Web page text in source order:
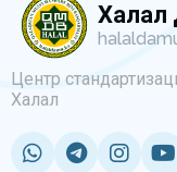
Халал
Центр
Халал